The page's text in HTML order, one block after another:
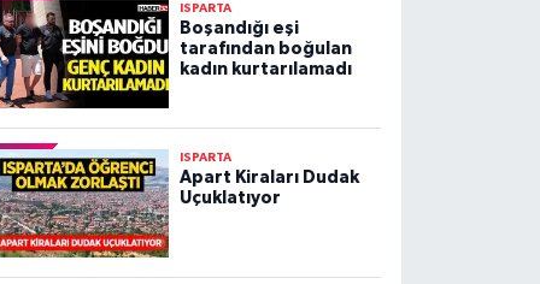
ISPARTA
Boşandığı eşi
tarafından boğulan
kadın kurtarılamadı
ISPARTA
Apart Kiraları Dudak
Uçuklatıyor